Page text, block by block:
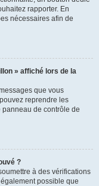
rapporter. En
nécessaires afin de
» affiché lors de la
que vous
reprendre les
de contrôle de
?
à des vérifications
possible que